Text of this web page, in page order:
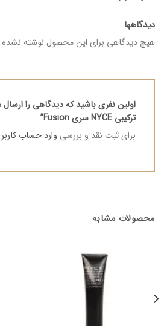
دیدگاهها
هیچ دیدگاهی برای این محصول نوشته
اولین نفری باشید که دیدگاهی را
ترکیبی NYCE سری Fusion”
برای ثبت نقد و بررسی وارد حساب
محصولات مشابه